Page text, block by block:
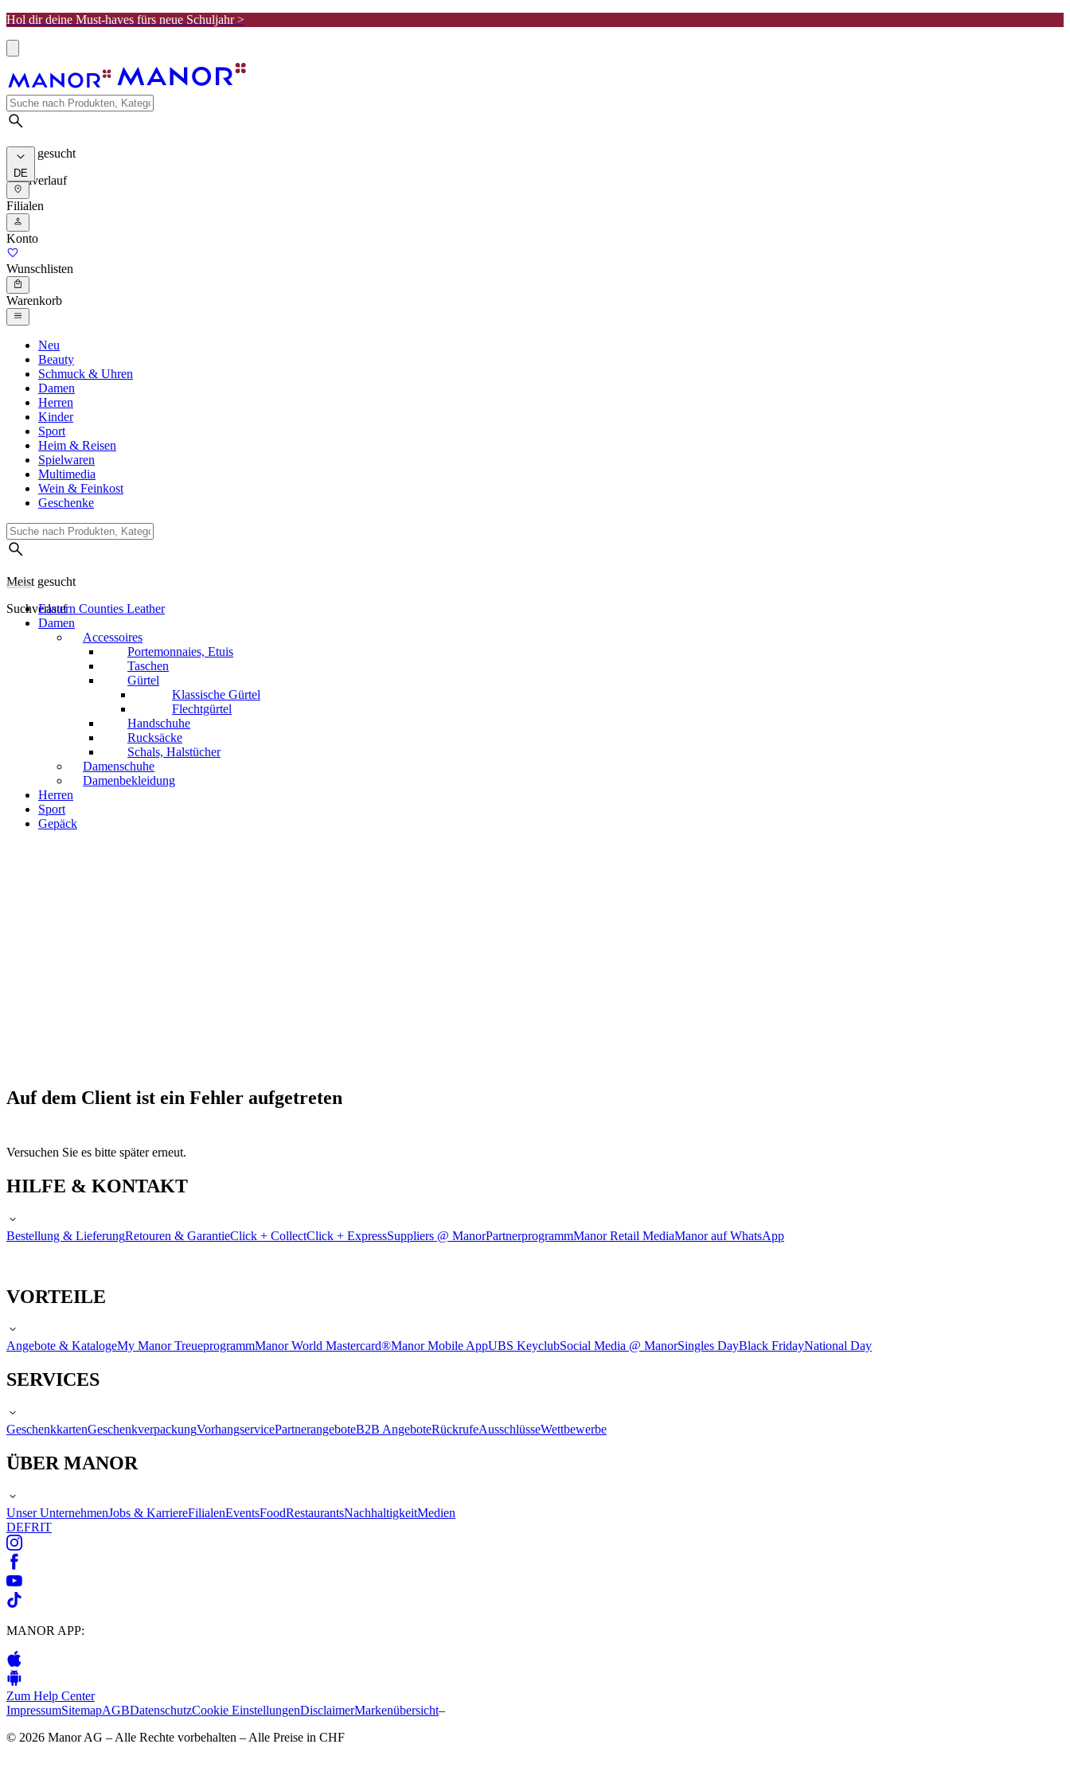
Hol dir deine Must-haves fürs neue Schuljahr >
Meist gesucht
Suchverlauf
DE
Filialen
Konto
Wunschlisten
Warenkorb
Neu
Beauty
Schmuck & Uhren
Damen
Herren
Kinder
Sport
Heim & Reisen
Spielwaren
Multimedia
Wein & Feinkost
Geschenke
Meist gesucht
SuchverlaufEastern Counties Leather
Damen
Accessoires
Portemonnaies, Etuis
Taschen
Gürtel
Klassische Gürtel
Flechtgürtel
Handschuhe
Rucksäcke
Schals, Halstücher
Damenschuhe
Damenbekleidung
Herren
Sport
Gepäck
Auf dem Client ist ein Fehler aufgetreten
Versuchen Sie es bitte später erneut.
HILFE & KONTAKT
Bestellung & LieferungRetouren & GarantieClick + CollectClick + ExpressSuppliers @ ManorPartnerprogrammManor Retail MediaManor auf WhatsApp
VORTEILE
Angebote & KatalogeMy Manor TreueprogrammManor World Mastercard®Manor Mobile AppUBS KeyclubSocial Media @ ManorSingles DayBlack FridayNational Day
SERVICES
GeschenkkartenGeschenkverpackungVorhangservicePartnerangeboteB2B AngeboteRückrufeAusschlüsseWettbewerbe
ÜBER MANOR
Unser UnternehmenJobs & KarriereFilialenEventsFoodRestaurantsNachhaltigkeitMedien
DEFRIT
MANOR APP:
Zum Help Center
ImpressumSitemapAGBDatenschutzCookie EinstellungenDisclaimerMarkenübersicht–
© 2026 Manor AG – Alle Rechte vorbehalten – Alle Preise in CHF